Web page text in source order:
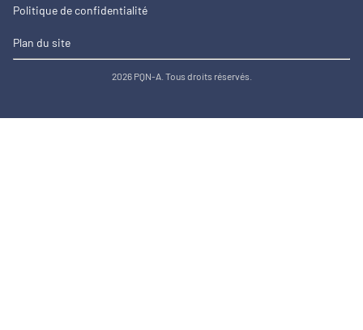
Politique de confidentialité
Plan du site
2026 PQN-A. Tous droits réservés.